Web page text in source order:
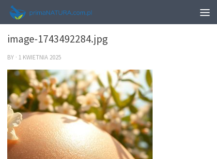
0
image-1743492284.jpg
BY · 1 KWIETNIA 2025